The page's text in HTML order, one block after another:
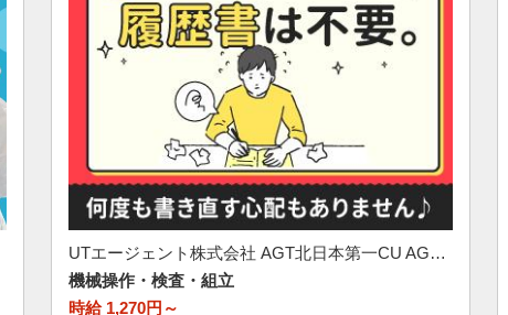
UTエージェント株式会社 AGT北日本第一CU AGT郡山エリア 名郷CL 《Abec1C》
機械操作・検査・組立
時給 1,270円～